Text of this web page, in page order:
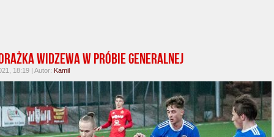
Widzewa w próbie generalnej
18:19 | Autor: Kamil